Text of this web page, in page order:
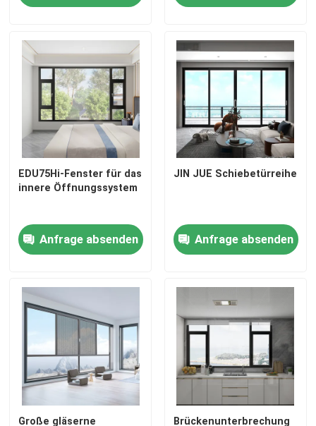
EDU75Hi-Fenster für das
innere Öffnungssystem
Anfrage absenden
JIN JUE Schiebetürreihe
Anfrage absenden
Große gläserne Brückenunterbrechung